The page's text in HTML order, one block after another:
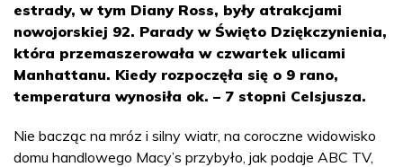
estrady, w tym Diany Ross, były atrakcjami
nowojorskiej 92. Parady w Święto Dziękczynienia,
która przemaszerowała w czwartek ulicami
Manhattanu. Kiedy rozpoczęła się o 9 rano,
temperatura wynosiła ok. – 7 stopni Celsjusza.
Nie bacząc na mróz i silny wiatr, na coroczne widowisko
domu handlowego Macy’s przybyło, jak podaje ABC TV,